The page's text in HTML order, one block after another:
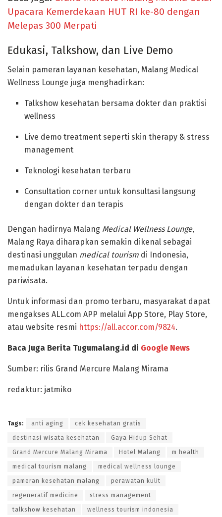
Upacara Kemerdekaan HUT RI ke-80 dengan
Melepas 300 Merpati
Edukasi, Talkshow, dan Live Demo
Selain pameran layanan kesehatan, Malang Medical
Wellness Lounge juga menghadirkan:
Talkshow kesehatan bersama dokter dan praktisi
wellness
Live demo treatment seperti skin therapy & stress
management
Teknologi kesehatan terbaru
Consultation corner untuk konsultasi langsung
dengan dokter dan terapis
Dengan hadirnya Malang Medical Wellness Lounge,
Malang Raya diharapkan semakin dikenal sebagai
destinasi unggulan medical tourism di Indonesia,
memadukan layanan kesehatan terpadu dengan
pariwisata.
Untuk informasi dan promo terbaru, masyarakat dapat
mengakses ALL.com APP melalui App Store, Play Store,
atau website resmi https://all.accor.com/9824.
Baca Juga Berita Tugumalang.id di Google News
Sumber: rilis Grand Mercure Malang Mirama
redaktur: jatmiko
Tags: anti aging cek kesehatan gratis
destinasi wisata kesehatan Gaya Hidup Sehat
Grand Mercure Malang Mirama Hotel Malang m health
medical tourism malang medical wellness lounge
pameran kesehatan malang perawatan kulit
regeneratif medicine stress management
talkshow kesehatan wellness tourism indonesia